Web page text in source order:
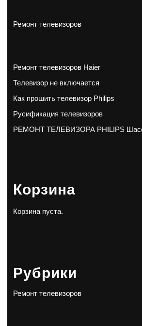
Ремонт телевизоров
Ремонт телевизоров Haier
Телевизор не включается
Как прошить телевизор Philips
Русификация телевизоров
РЕМОНТ ТЕЛЕВИЗОРА PHILIPS
Корзина
Корзина пуста.
Рубрики
Ремонт телевизоров